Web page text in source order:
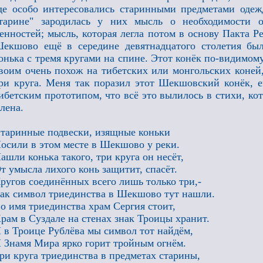
особо интересовались старинными предметами
зародилась у них мысль о необходимости
мысль, которая легла потом в основу Пакта
ещё в середине девятнадцатого столетия
с тремя кругами на спине. Этот конёк по-
очень похож на тибетских или монгольских
круга. Меня так поразил этот Шекшовский конёк,
прототипом, что всё это вылилось в стихи,
подвески, изящные коньки
в этом месте в Шекшово у реки.
конька такого, три круга он несёт,
умысла лихого конь защитит, спасёт.
соединённых всего лишь только три,-
символ триединства в Шекшово тут нашли.
имя триединства храм Сергия стоит,
в Суздале на стенах знак Троицы хранит.
Троице Рублёва мы символ тот найдём,
Мира ярко горит тройным огнём.
круга триединства в предметах старины,